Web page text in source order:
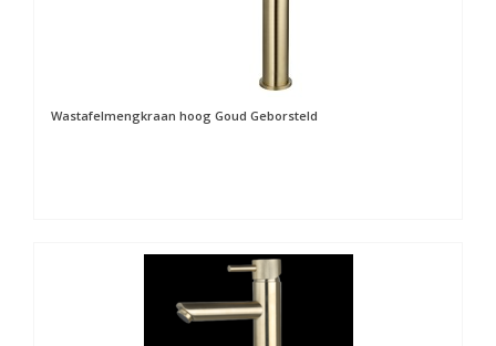
Wastafelmengkraan hoog Goud Geborsteld